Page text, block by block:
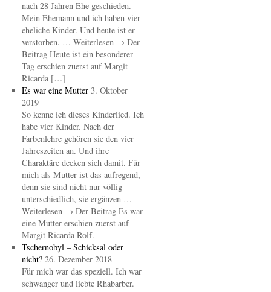
nach 28 Jahren Ehe geschieden.
Mein Ehemann und ich haben vier
eheliche Kinder. Und heute ist er
verstorben. … Weiterlesen → Der
Beitrag Heute ist ein besonderer
Tag erschien zuerst auf Margit
Ricarda […]
Es war eine Mutter 3. Oktober
2019
So kenne ich dieses Kinderlied. Ich
habe vier Kinder. Nach der
Farbenlehre gehören sie den vier
Jahreszeiten an. Und ihre
Charaktäre decken sich damit. Für
mich als Mutter ist das aufregend,
denn sie sind nicht nur völlig
unterschiedlich, sie ergänzen …
Weiterlesen → Der Beitrag Es war
eine Mutter erschien zuerst auf
Margit Ricarda Rolf.
Tschernobyl – Schicksal oder
nicht? 26. Dezember 2018
Für mich war das speziell. Ich war
schwanger und liebte Rhabarber.